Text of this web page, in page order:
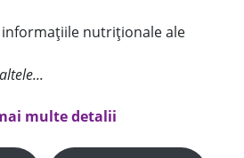
nutriționale ale
multe detalii